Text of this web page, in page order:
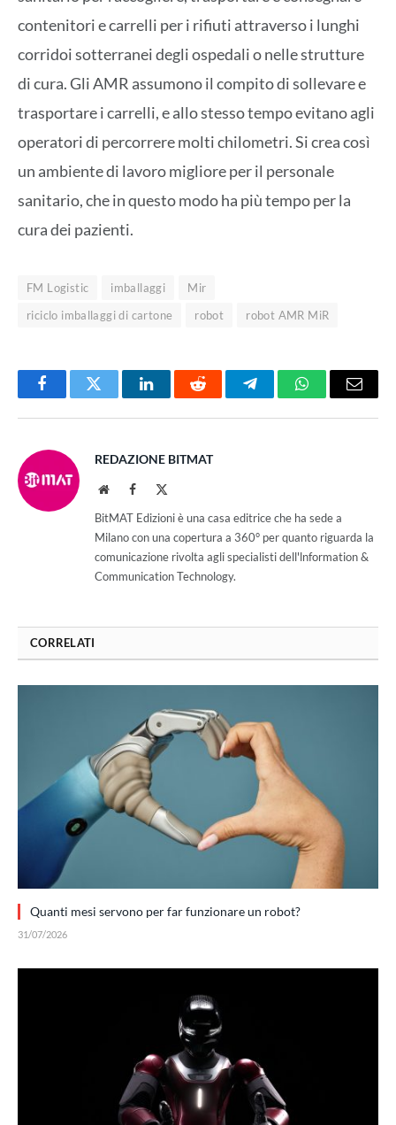
contenitori e carrelli per i rifiuti attraverso i lunghi
corridoi sotterranei degli ospedali o nelle strutture
di cura. Gli AMR assumono il compito di sollevare e
trasportare i carrelli, e allo stesso tempo evitano agli
operatori di percorrere molti chilometri. Si crea così
un ambiente di lavoro migliore per il personale
sanitario, che in questo modo ha più tempo per la
cura dei pazienti.
FM Logistic imballaggi
Mir
riciclo imballaggi di cartone
robot robot AMR MiR
FacebookTwitter LinkedInReddit TelegramWhatsAppEmail
REDAZIONE BITMAT
WebsiteFacebook
BitMAT Edizioni è una casa editrice che ha sede a
Milano con una copertura a 360° per quanto riguarda la
comunicazione rivolta agli specialisti dell'lnformation &
Communication Technology.
CORRELATI
Quanti mesi servono per far funzionare un robot?
31/07/2026